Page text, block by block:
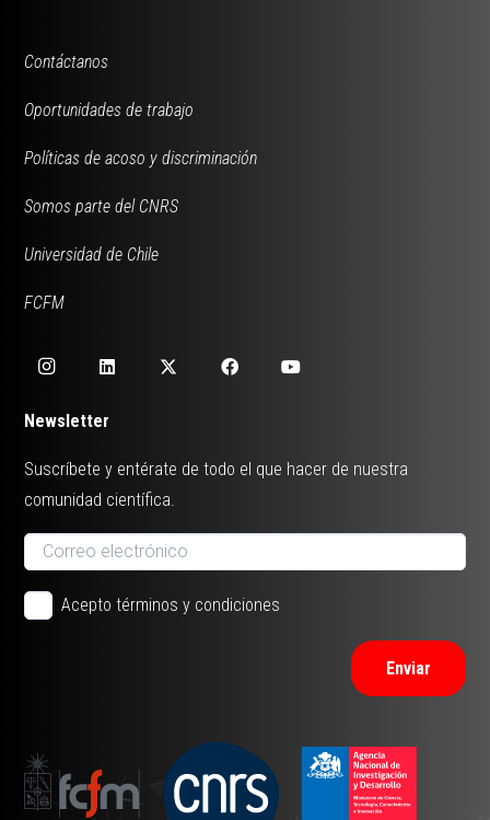
Contáctanos
Oportunidades de trabajo
Políticas de acoso y discriminación
Somos parte del CNRS
Universidad de Chile
FCFM
Newsletter
Suscríbete y entérate de todo el que hacer de nuestra
comunidad científica.
Acepto términos y condiciones
Enviar